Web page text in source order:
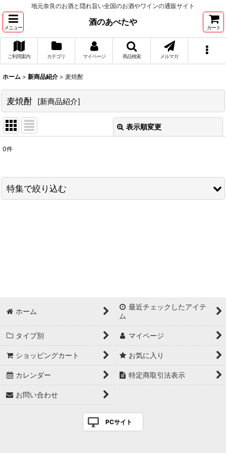
地元奈良のお酒と隠れ旨い全国のお酒やワインの通販サイト
メニュー
酒のあべたや
カート
ご利用案内 カテゴリ マイページ 商品検索 メルマガ
ホーム > 新商品紹介 > 麦焼酎
麦焼酎 [新商品紹介]
表示順変更
並び順 :
0件
特集で絞り込む
にごり or おりがらみ系
どぶろく・発泡系etc.
生酛仕込・山廃仕込
ホーム
最近チェックしたアイテ
ム
タイプ別 マイページ
ショッピングカート お気に入り
カレンダー 特定商取引法表示
お問い合わせ
PCサイト